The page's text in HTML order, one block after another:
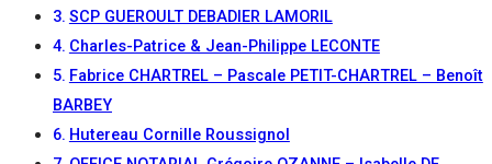
SCP GUEROULT DEBADIER LAMORIL
Charles-Patrice & Jean-Philippe LECONTE
Fabrice CHARTREL – Pascale PETIT-CHARTREL – Benoît
BARBEY
Hutereau Cornille Roussignol